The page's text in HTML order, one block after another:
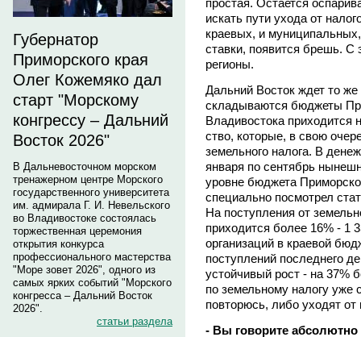
Губернатор
Приморского края
Олег Кожемяко дал
старт "Морскому
конгрессу – Дальний
Восток 2026"
В Дальневосточном морском
тренажерном центре Морского
государственного университета
им. адмирала Г. И. Невельского
во Владивостоке состоялась
торжественная церемония
открытия конкурса
профессионального мастерства
"Море зовет 2026", одного из
самых ярких событий "Морского
конгресса – Дальний Восток
2026".
статьи раздела
искать пути ухода от
краевых, и
ставки, появится брешь. С
регионы.
Дальний Восток ждет то же
складываются бюджеты
Владивостока приходится
ство, которые, в свою
земельного налога. В
января по сентябрь
уровне бюджета
специально посмотрел
На поступления от
приходится более 16% - 1
организаций в краевой
поступлений последнего
устойчивый рост - на 37%
по земельному налогу уже
повторюсь, либо уходят
- Вы говорите